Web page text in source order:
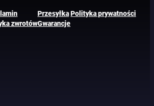
zwrotów
Przesyłka
Gwarancje
Polityka prywatności